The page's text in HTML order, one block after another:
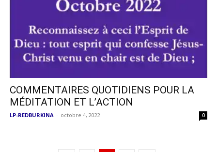
COMMENTAIRES QUOTIDIENS POUR LA
MÉDITATION ET L’ACTION
LP-REDBURKINA - octobre 4, 2022 0